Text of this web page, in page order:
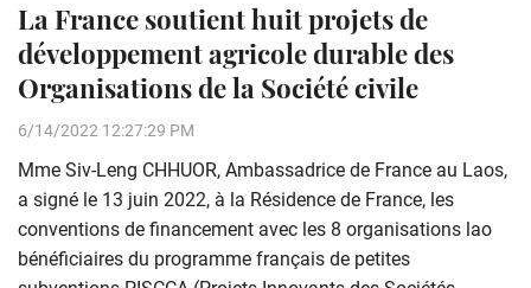
La France soutient huit projets de
développement agricole durable des
Organisations de la Société civile
6/14/2022 12:27:29 PM
Mme Siv-Leng CHHUOR, Ambassadrice de France au Laos,
a signé le 13 juin 2022, à la Résidence de France, les
conventions de financement avec les 8 organisations lao
bénéficiaires du programme français de petites